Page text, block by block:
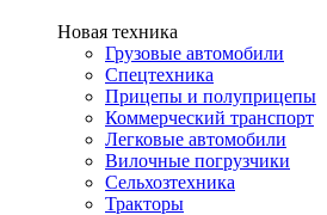
Новая техника
Грузовые автомобили
Спецтехника
Прицепы и полуприцепы
Коммерческий транспорт
Легковые автомобили
Вилочные погрузчики
Сельхозтехника
Тракторы